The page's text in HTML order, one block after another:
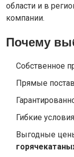
области и в
компании.
Почему
Собственное
Прямые
Гибкие
Выгодные